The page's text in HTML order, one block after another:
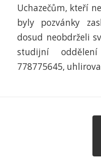
Uchazečům, kteří
byly pozvánky
dosud neobdrželi
studijní
778775645,